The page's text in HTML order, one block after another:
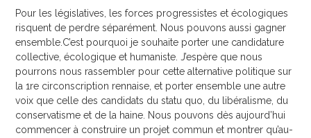
Pour les législatives, les forces progressistes et écologiques
risquent de perdre séparément. Nous pouvons aussi gagner
ensemble.C’est pourquoi je souhaite porter une candidature
collective, écologique et humaniste. J’espère que nous
pourrons nous rassembler pour cette alternative politique sur
la 1re circonscription rennaise, et porter ensemble une autre
voix que celle des candidats du statu quo, du libéralisme, du
conservatisme et de la haine. Nous pouvons dès aujourd’hui
commencer à construire un projet commun et montrer qu’au-